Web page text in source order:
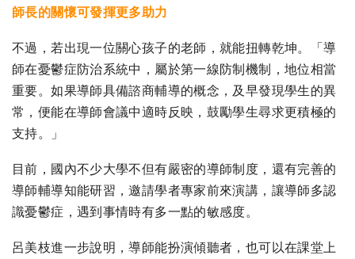
師長的關懷可發揮更多助力
不過，若出現一位關心孩子的老師，就能扭轉乾坤。「導
師在憂鬱症防治系統中，屬於第一線防制機制，地位相當
重要。如果導師具備諮商輔導的概念，及早發現學生的異
常，便能在導師會議中適時反映，鼓勵學生尋求更積極的
支持。」
目前，國內不少大學不但有嚴密的導師制度，還有完善的
導師輔導知能研習，邀請學者專家前來演講，讓導師多認
識憂鬱症，遇到事情時有多一點的敏感度。
呂美枝進一步說明，導師能扮演傾聽者，也可以在課堂上